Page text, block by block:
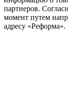
партнеров.
момент путем
адресу «Реформа».